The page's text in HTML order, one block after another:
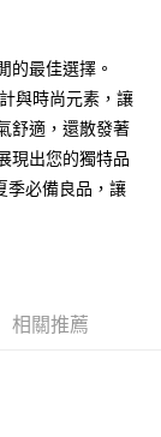
須另外申請。
，確認付款後即完
頁面所載為準。
，訂單將自動取
期系統評分，恕無
日後寄送繳費提
。 讓您購物簡單
可透過四大超商／
的最佳選擇。
與時尚元素，讓
舒適，還散發著
現出您的獨特品
季必備良品，讓
相關推薦